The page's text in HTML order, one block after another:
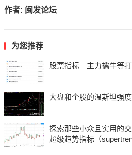
作者: 闽发论坛
为您推荐
股票指标—主力擒牛等
大盘和个股的温斯坦强
探索那些小众且实用的
超级趋势指标（